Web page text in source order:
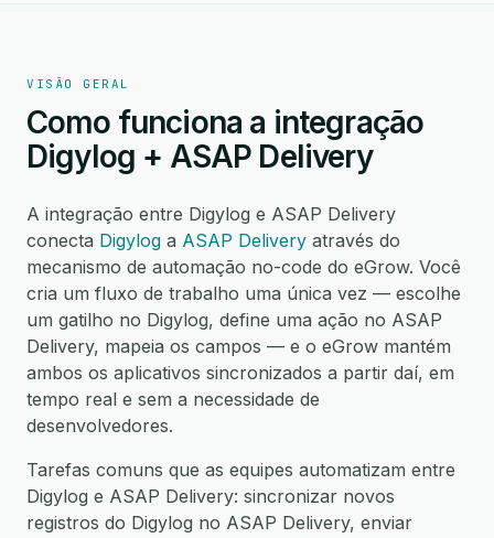
VISÃO GERAL
Como funciona a integração
Digylog + ASAP Delivery
A integração entre Digylog e ASAP Delivery
conecta Digylog a ASAP Delivery através do
mecanismo de automação no-code do eGrow. Você
cria um fluxo de trabalho uma única vez — escolhe
um gatilho no Digylog, define uma ação no ASAP
Delivery, mapeia os campos — e o eGrow mantém
ambos os aplicativos sincronizados a partir daí, em
tempo real e sem a necessidade de
desenvolvedores.
Tarefas comuns que as equipes automatizam entre
Digylog e ASAP Delivery: sincronizar novos
registros do Digylog no ASAP Delivery, enviar